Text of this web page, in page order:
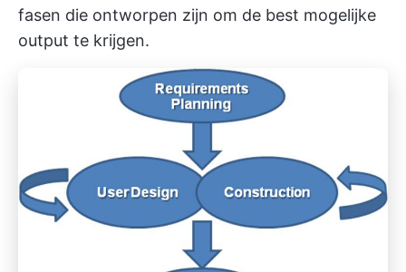
fasen die ontworpen zijn om de best mogelijke
output te krijgen.